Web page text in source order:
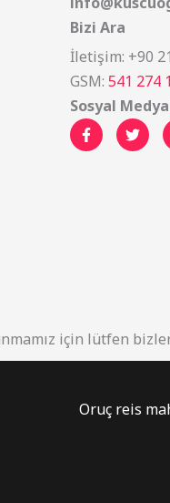
Bizi Ara
İletişim: +90
GSM: 541 274
Sosyal
için lütfen
Oruç reis